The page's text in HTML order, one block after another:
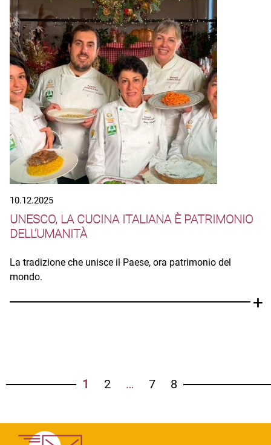
10.12.2025
UNESCO, LA CUCINA ITALIANA È PATRIMONIO
DELL’UMANITÀ
La tradizione che unisce il Paese, ora patrimonio del
mondo.
1 2 … 7 8